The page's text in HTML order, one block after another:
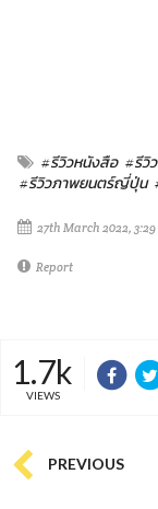
#รีวิวหนังสือ #รีวิ
#รีวิวภาพยนตร์ญี่ปุ่น
27th March 2022,
Report
1.7k
VIEWS
PREVIOUS